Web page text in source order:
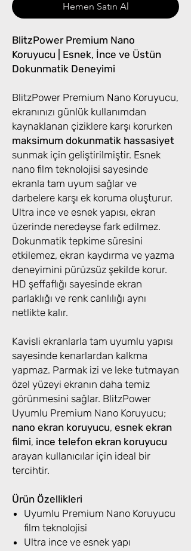
Hemen Satın Al
BlitzPower Premium Nano
Koruyucu | Esnek, İnce ve Üstün
Dokunmatik Deneyimi
BlitzPower Premium Nano Koruyucu,
ekranınızı günlük kullanımdan
kaynaklanan çiziklere karşı korurken
maksimum dokunmatik hassasiyet
sunmak için geliştirilmiştir. Esnek
nano film teknolojisi sayesinde
ekranla tam uyum sağlar ve
darbelere karşı ek koruma oluşturur.
Ultra ince ve esnek yapısı, ekran
üzerinde neredeyse fark edilmez.
Dokunmatik tepkime süresini
etkilemez, ekran kaydırma ve yazma
deneyimini pürüzsüz şekilde korur.
HD şeffaflığı sayesinde ekran
parlaklığı ve renk canlılığı aynı
netlikte kalır.
Kavisli ekranlarla tam uyumlu yapısı
sayesinde kenarlardan kalkma
yapmaz. Parmak izi ve leke tutmayan
özel yüzeyi ekranın daha temiz
görünmesini sağlar. BlitzPower
Uyumlu Premium Nano Koruyucu;
nano ekran koruyucu, esnek ekran
filmi, ince telefon ekran koruyucu
arayan kullanıcılar için ideal bir
tercihtir.
Ürün Özellikleri
Uyumlu Premium Nano Koruyucu
film teknolojisi
Ultra ince ve esnek yapı